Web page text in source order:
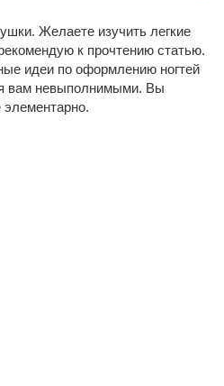
Желаете изучить легкие
к прочтению статью.
идеи по оформлению ногтей
вам невыполнимыми. Вы
элементарно.